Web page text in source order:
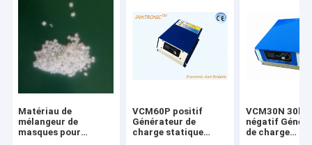
Matériau de
mélangeur de
masques pour
VCM60P positif
Générateur de
charge statique
VCM30N 30kv
négatif
de charge